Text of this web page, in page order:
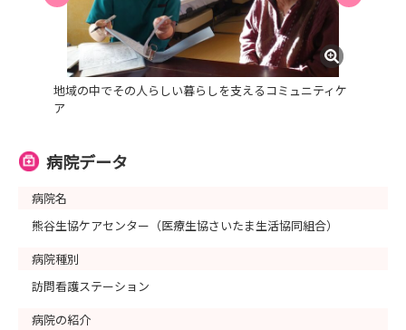
地域の中でその人らしい暮らしを支えるコミュニティケ
ア
病院データ
病院名
熊谷生協ケアセンター（医療生協さいたま生活協同組合）
病院種別
訪問看護ステーション
病院の紹介